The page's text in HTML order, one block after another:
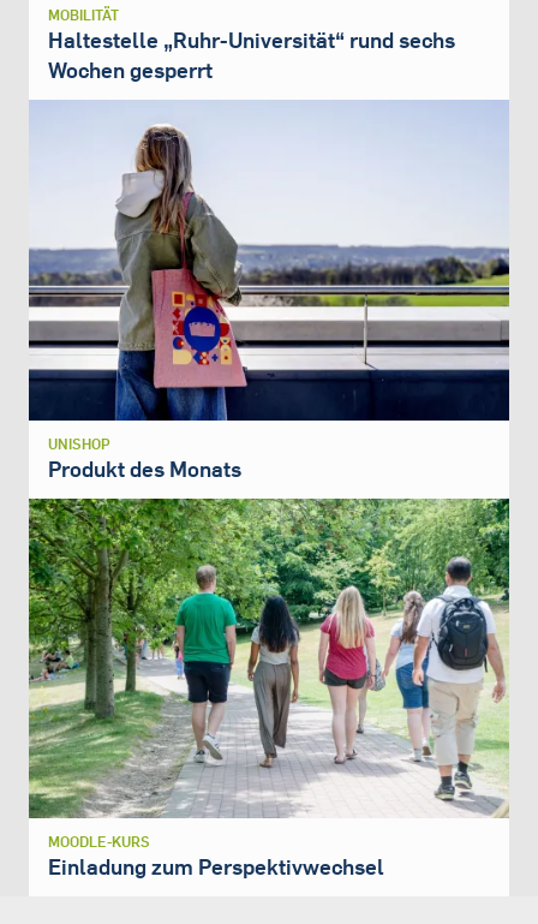
MOBILITÄT
Haltestelle „Ruhr-Universität“ rund sechs
Wochen gesperrt
UNISHOP
Produkt des Monats
MOODLE-KURS
Einladung zum Perspektivwechsel